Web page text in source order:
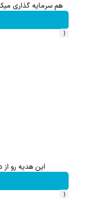
هم سرمایه گذاری
‹
این هدیه رو
‹